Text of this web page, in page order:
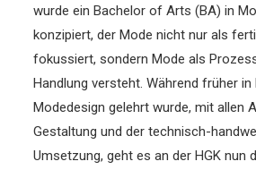
wurde ein Bachelor of Arts (BA) in
konzipiert, der Mode nicht nur als
fokussiert, sondern Mode als
Handlung versteht. Während früher
Modedesign gelehrt wurde, mit allen
Gestaltung und der technisch-
Umsetzung, geht es an der HGK nun